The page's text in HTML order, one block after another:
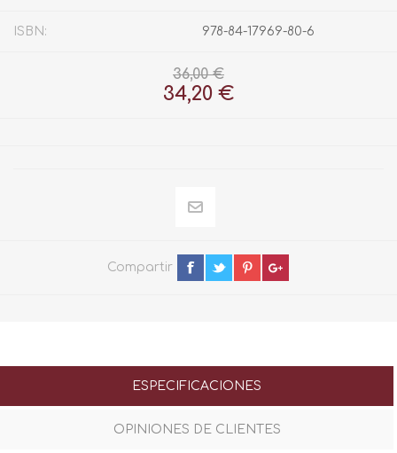
ISBN: 978-84-17969-80-6
36,00 €
34,20 €
Compartir
ESPECIFICACIONES
OPINIONES DE CLIENTES